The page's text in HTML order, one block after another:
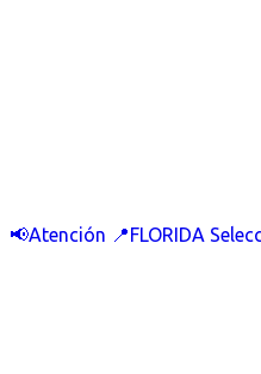
📢Atención 📍FLORIDA